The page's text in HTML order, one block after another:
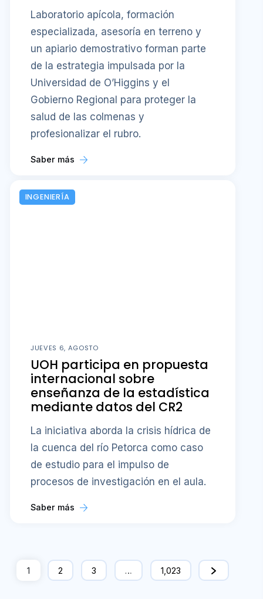
Laboratorio apícola, formación
especializada, asesoría en terreno y
un apiario demostrativo forman parte
de la estrategia impulsada por la
Universidad de O’Higgins y el
Gobierno Regional para proteger la
salud de las colmenas y
profesionalizar el rubro.
Saber más
INGENIERÍA
JUEVES 6, AGOSTO
UOH participa en propuesta
internacional sobre
enseñanza de la estadística
mediante datos del CR2
La iniciativa aborda la crisis hídrica de
la cuenca del río Petorca como caso
de estudio para el impulso de
procesos de investigación en el aula.
Saber más
1 2 3 … 1,023